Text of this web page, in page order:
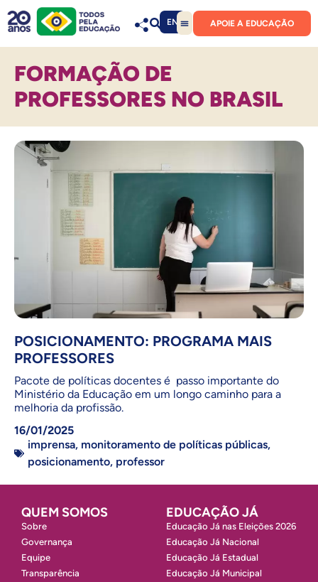
EN APOIE A EDUCAÇÃO
FORMAÇÃO DE
PROFESSORES NO BRASIL
POSICIONAMENTO: PROGRAMA MAIS
PROFESSORES
Pacote de políticas docentes é passo importante do
Ministério da Educação em um longo caminho para a
melhoria da profissão.
16/01/2025
imprensa, monitoramento de políticas públicas,
posicionamento, professor
QUEM SOMOS
Sobre
Governança
Equipe
Transparência
EDUCAÇÃO JÁ
Educação Já nas Eleições 2026
Educação Já Nacional
Educação Já Estadual
Educação Já Municipal